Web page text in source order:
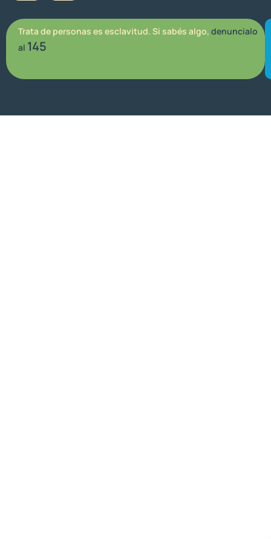
Trata de personas es esclavitud. Si sabés algo, denuncialo
al 145